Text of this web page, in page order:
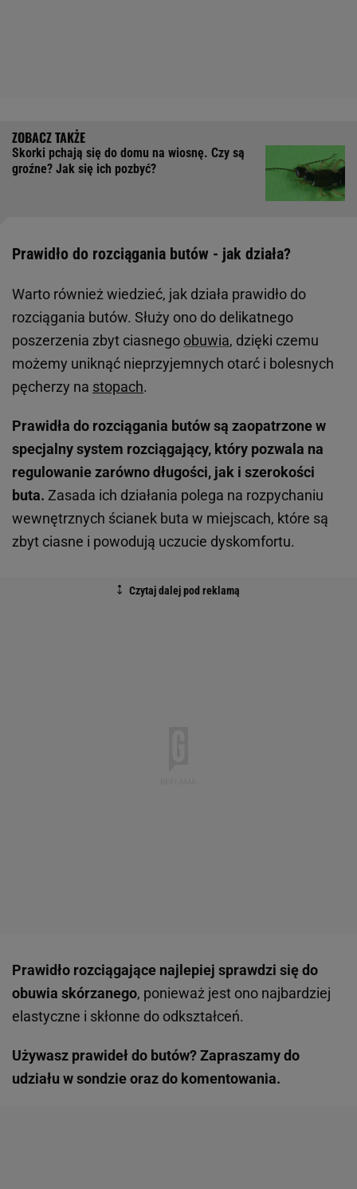
Skorki pchają się do domu na wiosnę. Czy są
groźne? Jak się ich pozbyć?
Prawidło do rozciągania butów - jak działa?
Warto również wiedzieć, jak działa prawidło do
rozciągania butów. Służy ono do delikatnego
poszerzenia zbyt ciasnego obuwia, dzięki czemu
możemy uniknąć nieprzyjemnych otarć i bolesnych
pęcherzy na stopach.
Prawidła do rozciągania butów są zaopatrzone w
specjalny system rozciągający, który pozwala na
regulowanie zarówno długości, jak i szerokości
buta. Zasada ich działania polega na rozpychaniu
wewnętrznych ścianek buta w miejscach, które są
zbyt ciasne i powodują uczucie dyskomfortu.
Prawidło rozciągające najlepiej sprawdzi się do
obuwia skórzanego, ponieważ jest ono najbardziej
elastyczne i skłonne do odkształceń.
Używasz prawideł do butów? Zapraszamy do
udziału w sondzie oraz do komentowania.